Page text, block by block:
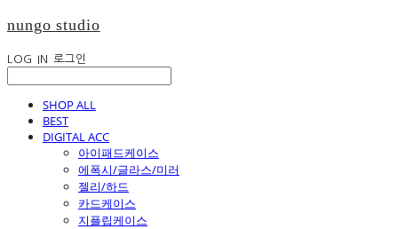
nungo studio
LOG IN 로그인
SHOP ALL
BEST
DIGITAL ACC
아이패드케이스
에폭시/글라스/미러
젤리/하드
카드케이스
지플립케이스